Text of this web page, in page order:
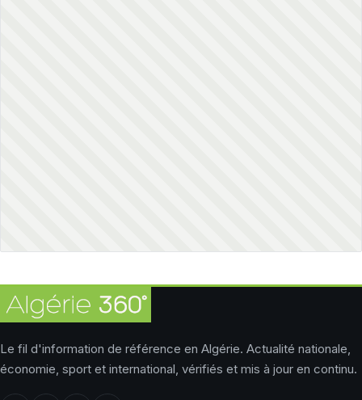
Le fil d'information de référence en Algérie. Actualité nationale,
économie, sport et international, vérifiés et mis à jour en continu.